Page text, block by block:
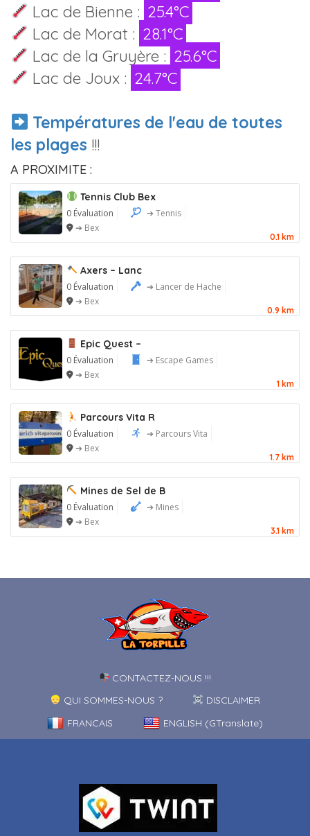
Lac de Bienne : 25.4°C
Lac de Morat : 28.1°C
Lac de la Gruyère : 25.6°C
Lac de Joux : 24.7°C
Températures de l'eau de toutes
les plages !!!
A PROXIMITE :
Tennis Club Bex
0 Évaluation
➔ Tennis
➔ Bex
0.1 km
Axers – Lanc
0 Évaluation
➔ Lancer de Hache
➔ Bex
0.9 km
Epic Quest –
0 Évaluation
➔ Escape Games
➔ Bex
1 km
Parcours Vita R
0 Évaluation
➔ Parcours Vita
➔ Bex
1.7 km
Mines de Sel de B
0 Évaluation
➔ Mines
➔ Bex
3.1 km
CONTACTEZ-NOUS !!!
QUI SOMMES-NOUS ?
DISCLAIMER
FRANCAIS
ENGLISH (GTranslate)